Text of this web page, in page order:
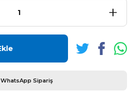
WhatsApp Sipariş